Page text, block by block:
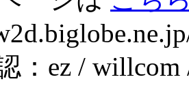
：ez /